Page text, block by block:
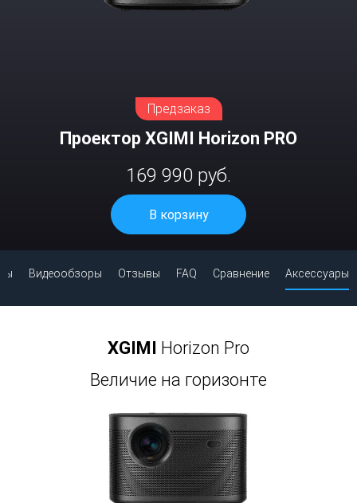
Предзаказ
Проектор XGIMI Horizon PRO
169 990 руб.
В корзину
Видеообзоры Отзывы FAQ Сравнение Аксессуары
XGIMI Horizon Pro
Величие на горизонте